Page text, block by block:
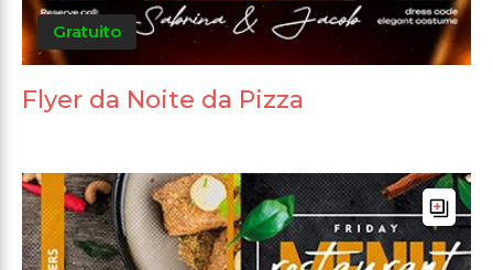
Gratuito
Flyer da Noite da Pizza